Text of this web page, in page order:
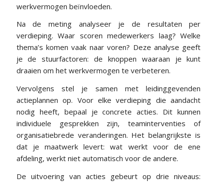
werkvermogen beïnvloeden.
Na de meting analyseer je de resultaten per
verdieping. Waar scoren medewerkers laag? Welke
thema’s komen vaak naar voren? Deze analyse geeft
je de stuurfactoren: de knoppen waaraan je kunt
draaien om het werkvermogen te verbeteren.
Vervolgens stel je samen met leidinggevenden
actieplannen op. Voor elke verdieping die aandacht
nodig heeft, bepaal je concrete acties. Dit kunnen
individuele gesprekken zijn, teaminterventies of
organisatiebrede veranderingen. Het belangrijkste is
dat je maatwerk levert: wat werkt voor de ene
afdeling, werkt niet automatisch voor de andere.
De uitvoering van acties gebeurt op drie niveaus: